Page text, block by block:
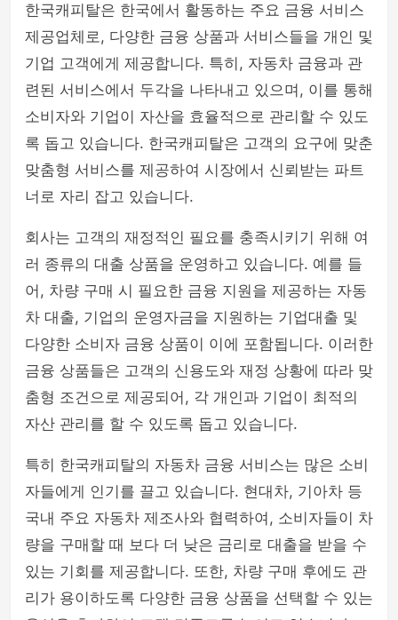
한국캐피탈은 한국에서 활동하는 주요 금융 서비스
제공업체로, 다양한 금융 상품과 서비스들을 개인 및
기업 고객에게 제공합니다. 특히, 자동차 금융과 관
련된 서비스에서 두각을 나타내고 있으며, 이를 통해
소비자와 기업이 자산을 효율적으로 관리할 수 있도
록 돕고 있습니다. 한국캐피탈은 고객의 요구에 맞춘
맞춤형 서비스를 제공하여 시장에서 신뢰받는 파트
너로 자리 잡고 있습니다.
회사는 고객의 재정적인 필요를 충족시키기 위해 여
러 종류의 대출 상품을 운영하고 있습니다. 예를 들
어, 차량 구매 시 필요한 금융 지원을 제공하는 자동
차 대출, 기업의 운영자금을 지원하는 기업대출 및
다양한 소비자 금융 상품이 이에 포함됩니다. 이러한
금융 상품들은 고객의 신용도와 재정 상황에 따라 맞
춤형 조건으로 제공되어, 각 개인과 기업이 최적의
자산 관리를 할 수 있도록 돕고 있습니다.
특히 한국캐피탈의 자동차 금융 서비스는 많은 소비
자들에게 인기를 끌고 있습니다. 현대차, 기아차 등
국내 주요 자동차 제조사와 협력하여, 소비자들이 차
량을 구매할 때 보다 더 낮은 금리로 대출을 받을 수
있는 기회를 제공합니다. 또한, 차량 구매 후에도 관
리가 용이하도록 다양한 금융 상품을 선택할 수 있는